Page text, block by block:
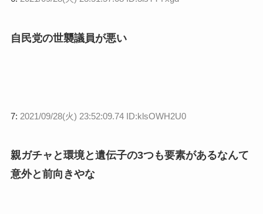
自民党の世襲議員が悪い
7: 2021/09/28(火) 23:52:09.74 ID:klsOWH2U0
親ガチャと環境と遺伝子の3つも要素があるなんて
意外と前向きやな